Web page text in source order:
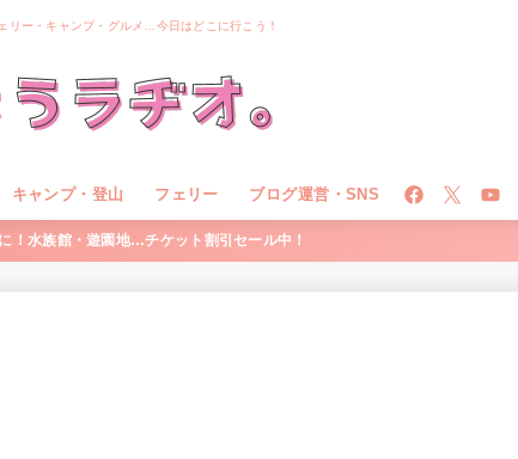
リー・キャンプ・グルメ…今日はどこに行こう！
キャンプ・登山 フェリー ブログ運営・SNS
！水族館・遊園地…チケット割引セール中！